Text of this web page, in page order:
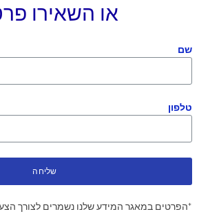
או השאירו
שם
טלפון
שליחה
*הפרטים במאגר המידע שלנו נשמרים לצורך